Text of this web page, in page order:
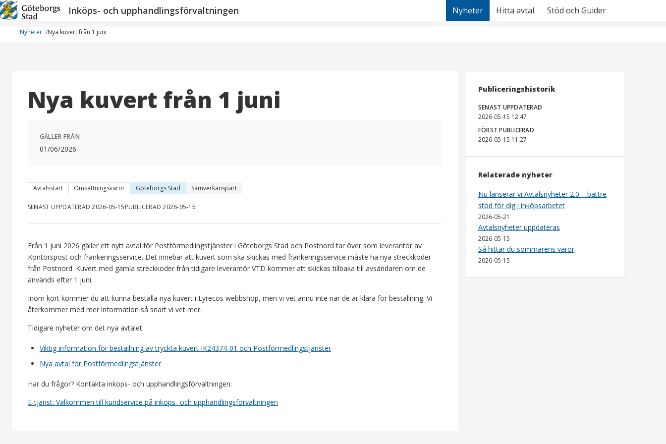
Hoppa
till
innehåll
Inköps- och upphandlingsförvaltningen Nyheter Hitta avtal Stöd och Guider
Nyheter Nya kuvert från 1 juni
Nya kuvert från 1 juni
GÄLLER FRÅN
01/06/2026
Avtalsstart Omsättningsvaror Göteborgs Stad Samverkanspart
SENAST UPPDATERAD 2026-05-15PUBLICERAD 2026-05-15
Från 1 juni 2026 gäller ett nytt avtal för Postförmedlingstjänster i Göteborgs Stad och Postnord tar över som leverantör av
Kontorspost och frankeringsservice. Det innebär att kuvert som ska skickas med frankeringsservice måste ha nya streckkoder
från Postnord. Kuvert med gamla streckkoder från tidigare leverantör VTD kommer att skickas tillbaka till avsändaren om de
används efter 1 juni.
Inom kort kommer du att kunna beställa nya kuvert i Lyrecos webbshop, men vi vet ännu inte när de är klara för beställning. Vi
återkommer med mer information så snart vi vet mer.
Tidigare nyheter om det nya avtalet:
Viktig information för beställning av tryckta kuvert IK24374-01 och Postförmedlingstjänster
Nya avtal för Postförmedlingstjänster
Har du frågor? Kontakta inköps- och upphandlingsförvaltningen:
E-tjänst: Välkommen till kundservice på inköps- och upphandlingsförvaltningen
Publiceringshistorik
SENAST UPPDATERAD
2026-05-15 12:47
FÖRST PUBLICERAD
2026-05-15 11:27
Relaterade nyheter
Nu lanserar vi Avtalsnyheter 2.0 – bättre
stöd för dig i inköpsarbetet
2026-05-21
Avtalsnyheter uppdateras
2026-05-15
Så hittar du sommarens varor
2026-05-15